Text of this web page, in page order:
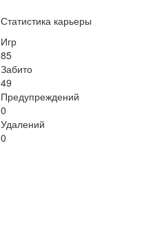
Статистика карьеры
Игр
85
Забито
49
Предупреждений
0
Удалений
0